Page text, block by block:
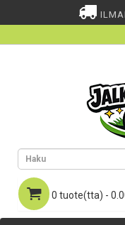
0 tuote(tta) -